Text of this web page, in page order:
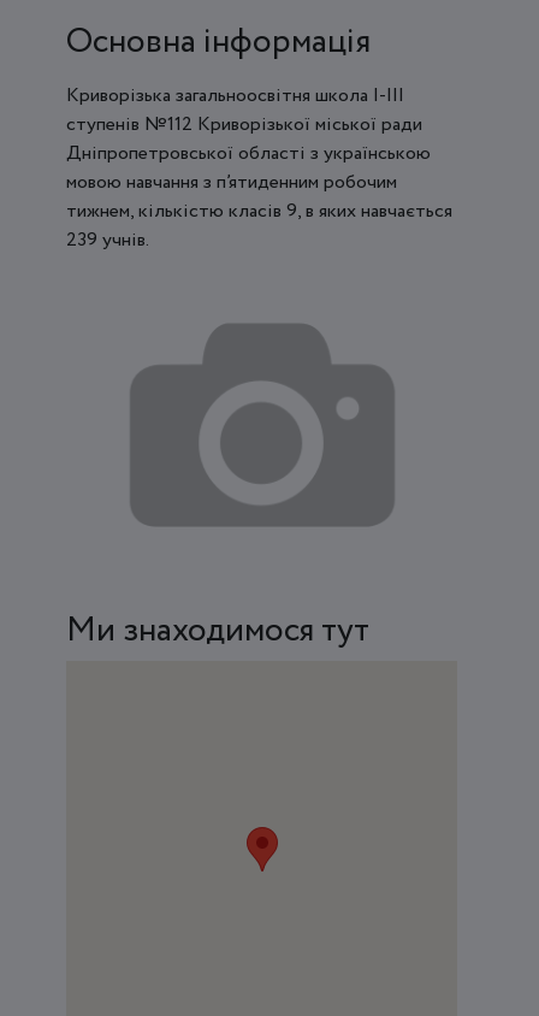
Основна інформація
Криворізька загальноосвітня школа І-ІІІ
ступенів №112 Криворізької міської ради
Дніпропетровської області з українською
мовою навчання з п’ятиденним робочим
тижнем, кількістю класів 9, в яких навчається
239 учнів.
Ми знаходимося тут